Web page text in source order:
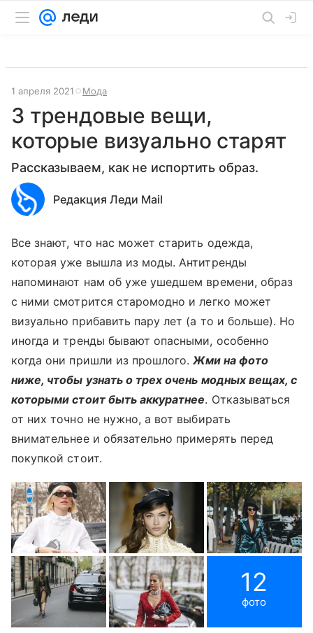
1 апреля 2021 Мода
3 трендовые вещи,
которые визуально старят
Рассказываем, как не испортить образ.
Редакция Леди Mail
Все знают, что нас может старить одежда,
которая уже вышла из моды. Антитренды
напоминают нам об уже ушедшем времени, образ
с ними смотрится старомодно и легко может
визуально прибавить пару лет (а то и больше). Но
иногда и тренды бывают опасными, особенно
когда они пришли из прошлого.Жми на фото
ниже, чтобы узнать о трех очень модных вещах, с
которыми стоит быть аккуратнее. Отказываться
от них точно не нужно, а вот выбирать
внимательнее и обязательно примерять перед
покупкой стоит.
12
фото